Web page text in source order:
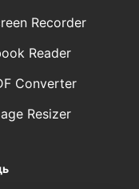
Recorder
Reader
Converter
Resizer